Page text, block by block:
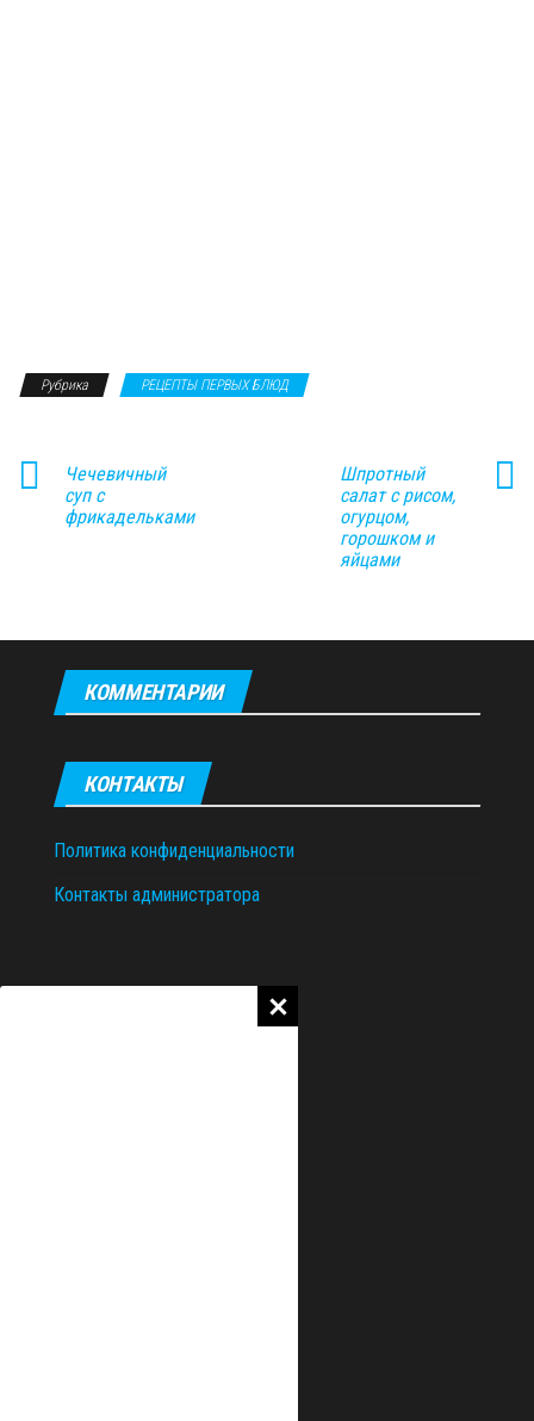
Рубрика РЕЦЕПТЫ ПЕРВЫХ БЛЮД
Чечевичный
суп с
фрикадельками
Шпротный
салат с рисом,
огурцом,
горошком и
яйцами
КОММЕНТАРИИ
КОНТАКТЫ
Политика конфиденциальности
Контакты администратора